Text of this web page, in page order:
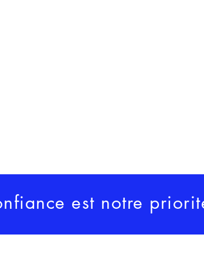
est notre